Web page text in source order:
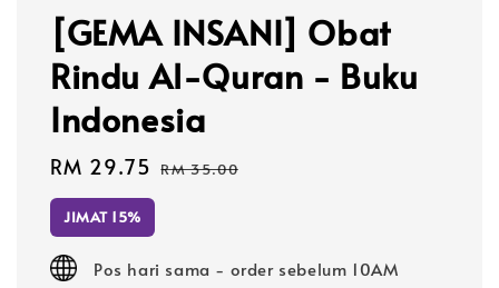
[GEMA INSANI] Obat
Rindu Al-Quran - Buku
Indonesia
Sale
price
RM 29.75 Regular
RM 35.00
JIMAT 15%
Pos hari sama - order sebelum 10AM